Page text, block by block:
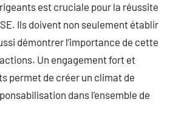
est cruciale pour la réussite
Ils doivent non seulement établir
démontrer l’importance de cette
Un engagement fort et
permet de créer un climat de
dans l’ensemble de